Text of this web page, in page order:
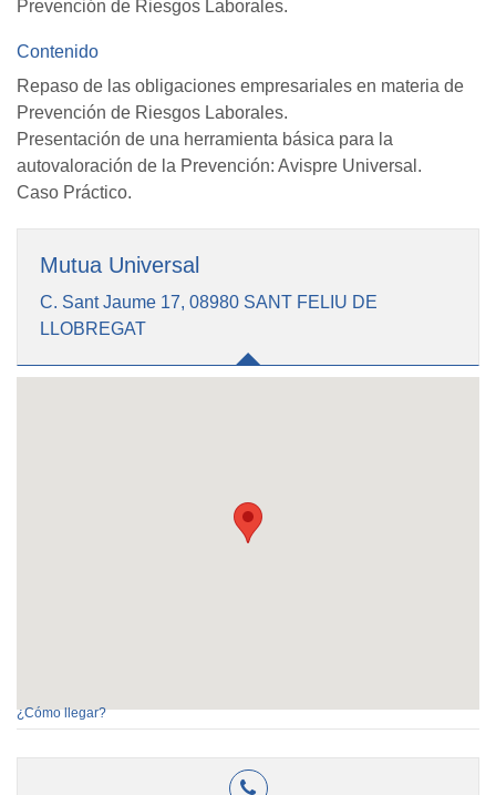
Prevención de Riesgos Laborales.
Contenido
Repaso de las obligaciones empresariales en materia de
Prevención de Riesgos Laborales.
Presentación de una herramienta básica para la
autovaloración de la Prevención: Avispre Universal.
Caso Práctico.
Mutua Universal
C. Sant Jaume 17, 08980 SANT FELIU DE
LLOBREGAT
¿Cómo llegar?